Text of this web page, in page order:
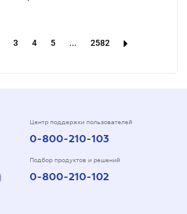
3 4 5 ... 2582
Центр поддержки пользователей
0-800-210-103
Подбор продуктов и решений
0-800-210-102